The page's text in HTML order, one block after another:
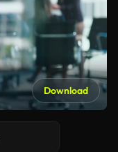
Download